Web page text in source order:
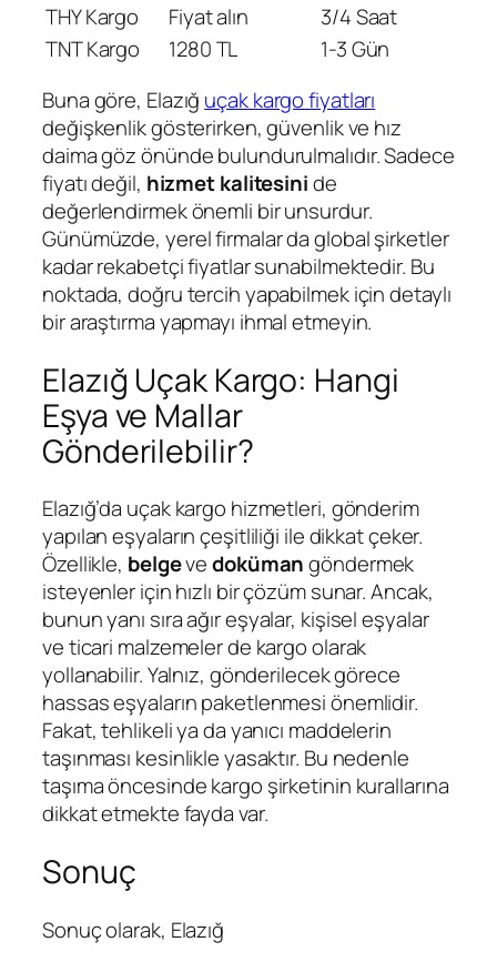
THY Kargo
Fiyat alın
3/4 Saat
TNT Kargo
1280 TL
1-3 Gün
Buna göre, Elazığ uçak kargo fiyatları
değişkenlik gösterirken, güvenlik ve hız
daima göz önünde bulundurulmalıdır. Sadece
fiyatı değil, hizmet kalitesinide
değerlendirmek önemli bir unsurdur.
Günümüzde, yerel firmalar da global şirketler
kadar rekabetçi fiyatlar sunabilmektedir. Bu
noktada, doğru tercih yapabilmek için detaylı
bir araştırma yapmayı ihmal etmeyin.
Elazığ Uçak Kargo: Hangi
Eşya ve Mallar
Gönderilebilir?
Elazığ’da uçak kargo hizmetleri, gönderim
yapılan eşyaların çeşitliliği ile dikkat çeker.
Özellikle, belgevedokümangöndermek
isteyenler için hızlı bir çözüm sunar. Ancak,
bunun yanı sıra ağır eşyalar, kişisel eşyalar
ve ticari malzemeler de kargo olarak
yollanabilir. Yalnız, gönderilecek görece
hassas eşyaların paketlenmesi önemlidir.
Fakat, tehlikeli ya da yanıcı maddelerin
taşınması kesinlikle yasaktır. Bu nedenle
taşıma öncesinde kargo şirketinin kurallarına
dikkat etmekte fayda var.
Sonuç
Sonuç olarak, Elazığ